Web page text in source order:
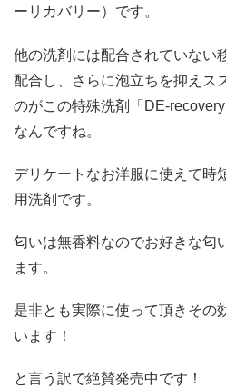
ーリカバリー）です。
他の洗剤には配合されていない
配合し、さらに泡立ちを抑えス
のがこの特殊洗剤「
なんですね。
デリケートなお洋服に使えて時
用洗剤です。
匂いは無香料なのでお好きな匂
ます。
是非とも実際に使って頂きその
います！
と言う訳で絶賛発売中です！